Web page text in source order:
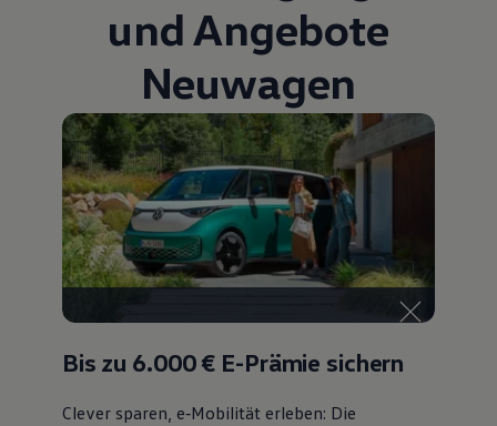
Bulli Magazin
Fahrzeugabholung ab Werk
und Angebote
Neuwagen
Bis zu 6.000 € E-Prämie sichern
Clever sparen, e‑Mobilität erleben: Die